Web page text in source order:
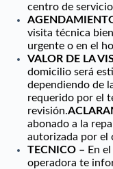
centro de
visita técnica
urgente o en el
VALOR DE LA
domicilio será
dependiendo de
requerido por el
revisión.
abonado a la
autorizada por el
TECNICO – En
operadora te